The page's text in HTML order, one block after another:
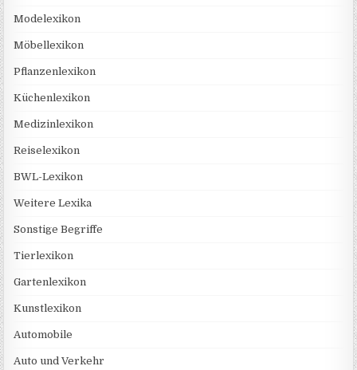
Modelexikon
Möbellexikon
Pflanzenlexikon
Küchenlexikon
Medizinlexikon
Reiselexikon
BWL-Lexikon
Weitere Lexika
Sonstige Begriffe
Tierlexikon
Gartenlexikon
Kunstlexikon
Automobile
Auto und Verkehr